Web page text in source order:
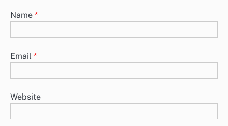
Name *
Email *
Website